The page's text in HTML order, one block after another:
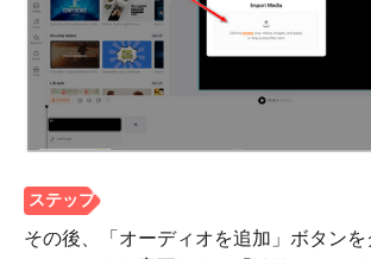
その後、「オーディオを追加」ボタン